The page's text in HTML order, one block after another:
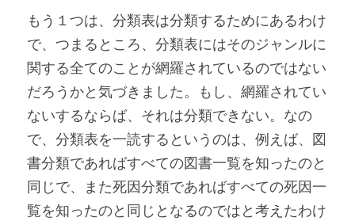
もう１つは、分類表は分類するためにあるわけ
で、つまるところ、分類表にはそのジャンルに
関する全てのことが網羅されているのではない
だろうかと気づきました。もし、網羅されてい
ないするならば、それは分類できない。なの
で、分類表を一読するというのは、例えば、図
書分類であればすべての図書一覧を知ったのと
同じで、また死因分類であればすべての死因一
覧を知ったのと同じとなるのではと考えたわけ